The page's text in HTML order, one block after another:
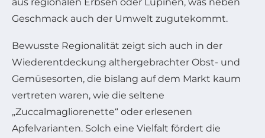
Geschmack auch der Umwelt zugutekommt.
Bewusste Regionalität zeigt sich auch in der
Wiederentdeckung althergebrachter Obst- und
Gemüsesorten, die bislang auf dem Markt kaum
vertreten waren, wie die seltene
„Zuccalmagliorenette“ oder erlesenen
Apfelvarianten. Solch eine Vielfalt fördert die